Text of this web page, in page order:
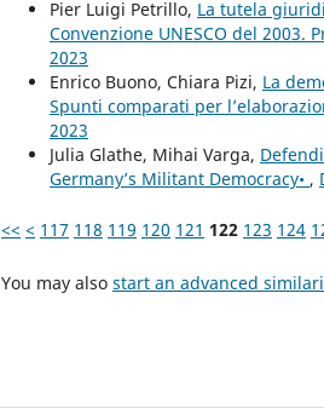
Pier Luigi Petrillo, La tutela
Convenzione UNESCO del
2023
Enrico Buono, Chiara Pizi, La
Spunti comparati per
2023
Julia Glathe, Mihai Varga,
Germany’s Militant Democracy• ,
<< < 117 118 119 120 121 122 123 124
You may also start an advanced